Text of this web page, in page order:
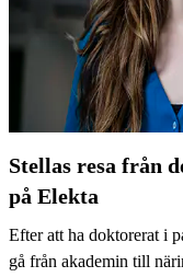
Stellas resa från
på Elekta
Efter att ha doktorerat i
gå från akademin till